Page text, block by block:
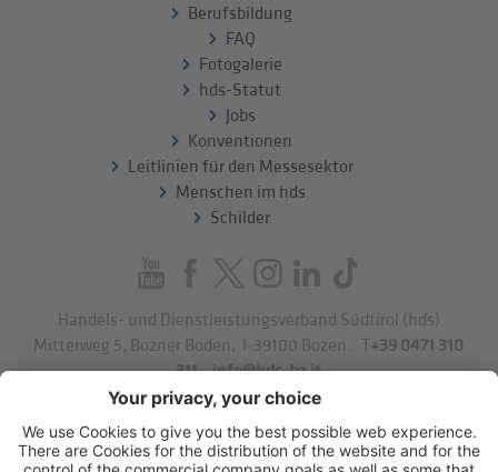
Berufsbildung
FAQ
Fotogalerie
hds-Statut
Jobs
Konventionen
Leitlinien für den Messesektor
Menschen im hds
Schilder
Handels- und Dienstleistungsverband Südtirol (hds)
Mitterweg 5, Bozner Boden
I-39100 Bozen . T+39 0471 310
311.info@hds-bz.it
Impressum
Datenschutzerklärung
Cookie-Einstellungen